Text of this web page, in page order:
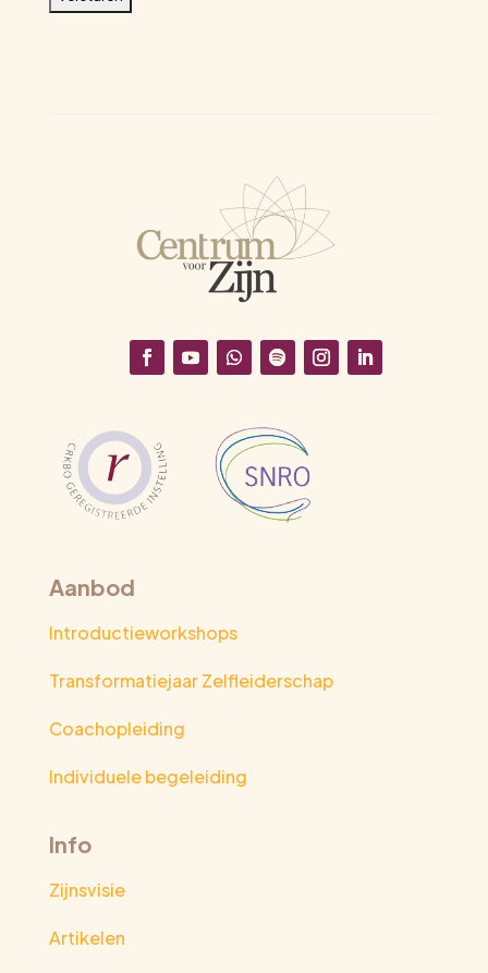
Aanbod
Introductieworkshops
Transformatiejaar Zelfleiderschap
Coachopleiding
Individuele begeleiding
Info
Zijnsvisie
Artikelen